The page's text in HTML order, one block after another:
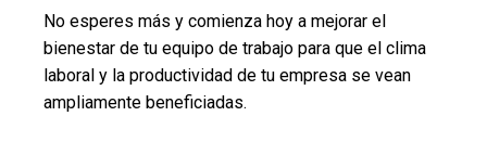
No esperes más y comienza hoy a mejorar el
bienestar de tu equipo de trabajo para que el clima
laboral y la productividad de tu empresa se vean
ampliamente beneficiadas.